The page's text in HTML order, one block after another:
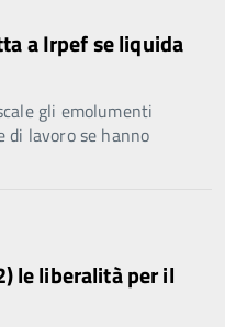
a Irpef se liquida
gli emolumenti
di lavoro se hanno
le liberalità per il